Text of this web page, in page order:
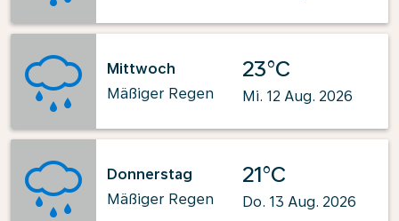
Mittwoch
Mäßiger Regen
23°C
Mi. 12 Aug. 2026
Donnerstag
Mäßiger Regen
21°C
Do. 13 Aug. 2026